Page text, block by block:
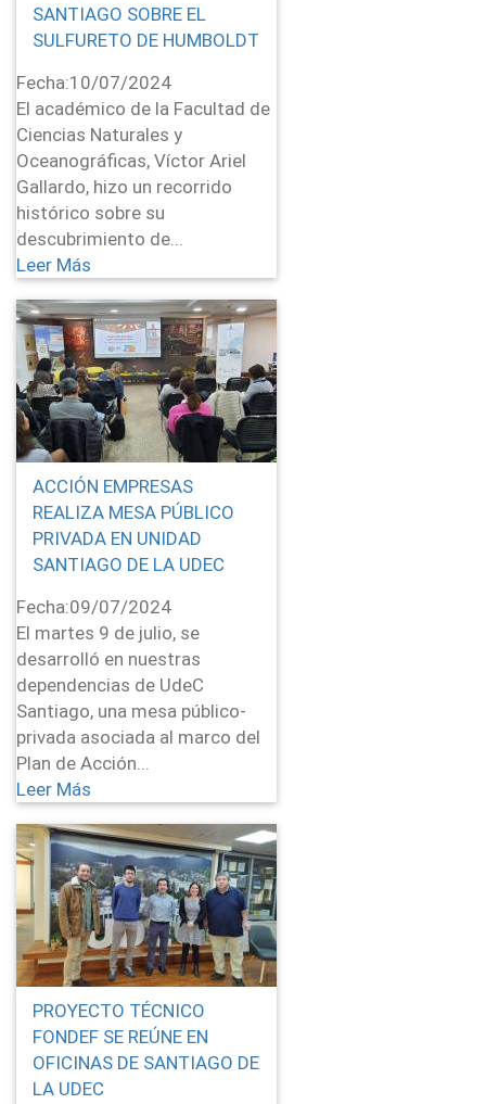
SANTIAGO SOBRE EL
SULFURETO DE HUMBOLDT
Fecha:10/07/2024
El académico de la Facultad de
Ciencias Naturales y
Oceanográficas, Víctor Ariel
Gallardo, hizo un recorrido
histórico sobre su
descubrimiento de...
Leer Más
ACCIÓN EMPRESAS
REALIZA MESA PÚBLICO
PRIVADA EN UNIDAD
SANTIAGO DE LA UDEC
Fecha:09/07/2024
El martes 9 de julio, se
desarrolló en nuestras
dependencias de UdeC
Santiago, una mesa público-
privada asociada al marco del
Plan de Acción...
Leer Más
PROYECTO TÉCNICO
FONDEF SE REÚNE EN
OFICINAS DE SANTIAGO DE
LA UDEC